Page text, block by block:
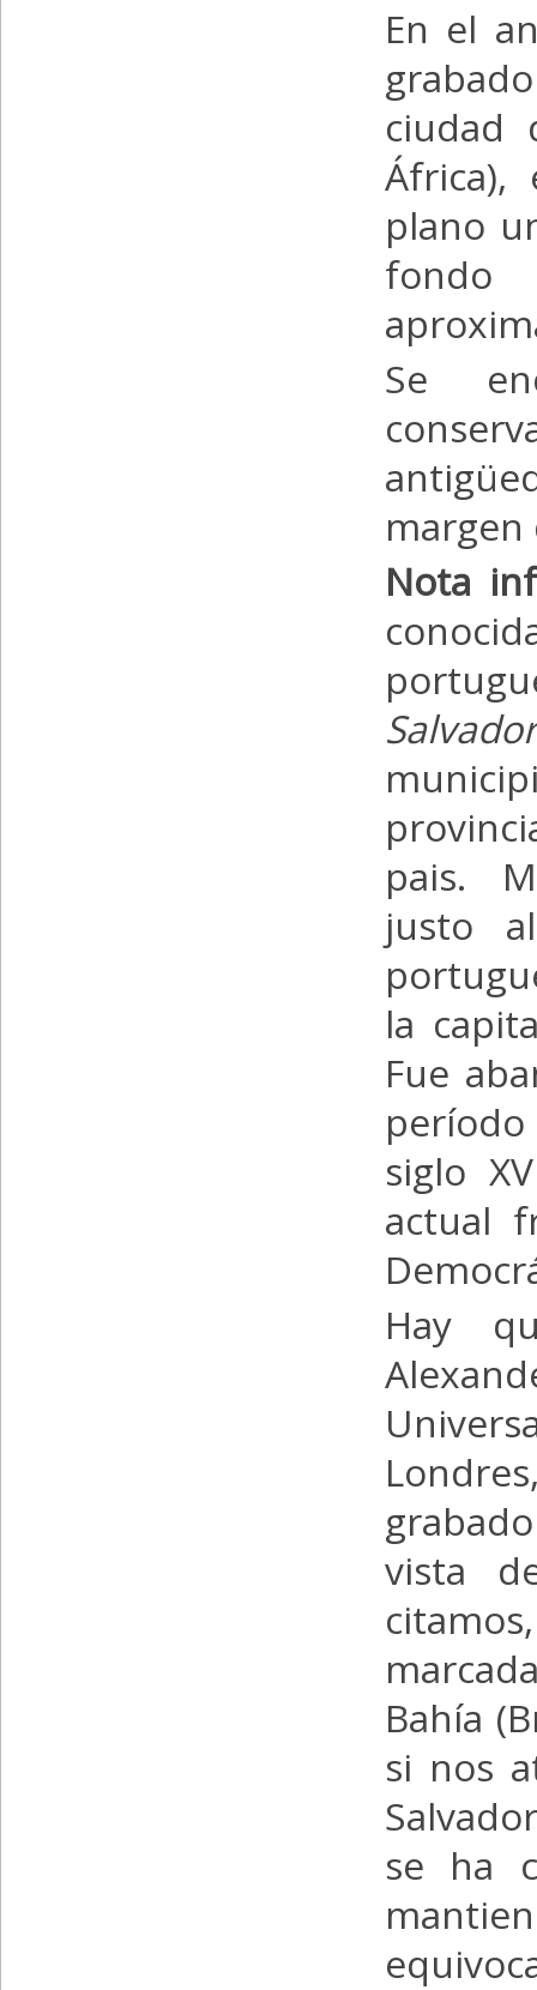
En el
ciudad
plano
fondo
Se
margen
Nota
pais.
justo
la
Fue
siglo
actual
Hay
vista
Bahía
si nos
se ha